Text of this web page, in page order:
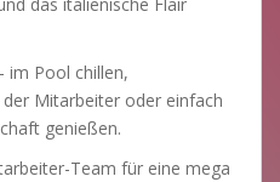
im Pool chillen,
Mitarbeiter oder einfach
genießen.
Team für eine mega